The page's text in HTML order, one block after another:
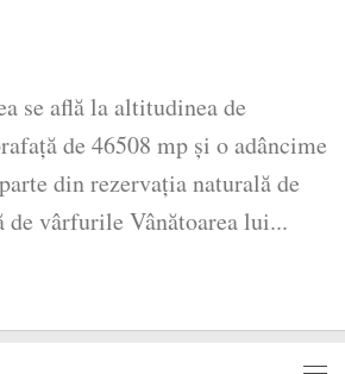
se află la altitudinea de
de 46508 mp și o adâncime
din rezervația naturală de
de vârfurile Vânătoarea lui...